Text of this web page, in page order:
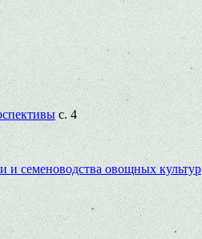
с. 4
и семеноводства овощных культур